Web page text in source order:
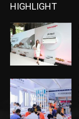
HIGHLIGHT